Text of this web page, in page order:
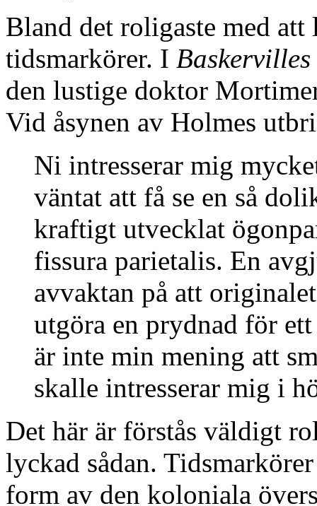
Bland det roligaste med att
tidsmarkörer. I
den lustige doktor
Vid åsynen av Holmes
Ni intresserar mig
väntat att få se en så
kraftigt utvecklat
fissura parietalis. En
avvaktan på att
utgöra en prydnad för
är inte min mening att
skalle intresserar mig i
Det här är förstås väldigt
lyckad sådan.
form av den koloniala